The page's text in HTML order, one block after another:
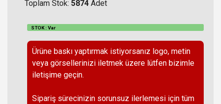
Toplam Stok: 5874 Adet
STOK : Var
Ürüne baskı yaptırmak istiyorsanız logo, metin
veya görsellerinizi iletmek üzere lütfen bizimle
iletişime geçin.
Sipariş sürecinizin sorunsuz ilerlemesi için tüm